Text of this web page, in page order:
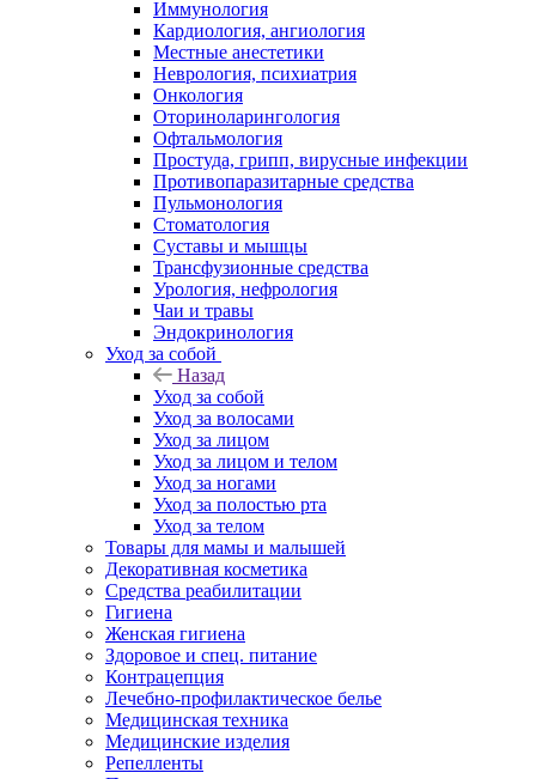
Иммунология
Кардиология, ангиология
Местные анестетики
Неврология, психиатрия
Онкология
Оториноларингология
Офтальмология
Простуда, грипп, вирусные инфекции
Противопаразитарные средства
Пульмонология
Стоматология
Суставы и мышцы
Трансфузионные средства
Урология, нефрология
Чаи и травы
Эндокринология
Уход за собой
Назад
Уход за собой
Уход за волосами
Уход за лицом
Уход за лицом и телом
Уход за ногами
Уход за полостью рта
Уход за телом
Товары для мамы и малышей
Декоративная косметика
Средства реабилитации
Гигиена
Женская гигиена
Здоровое и спец. питание
Контрацепция
Лечебно-профилактическое белье
Медицинская техника
Медицинские изделия
Репелленты